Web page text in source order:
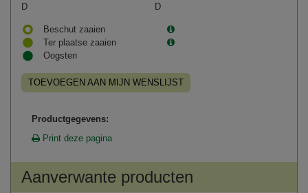
D
D
Beschut zaaien
Ter plaatse zaaien
Oogsten
TOEVOEGEN AAN MIJN WENSLIJST
Productgegevens:
Print deze pagina
Aanverwante producten